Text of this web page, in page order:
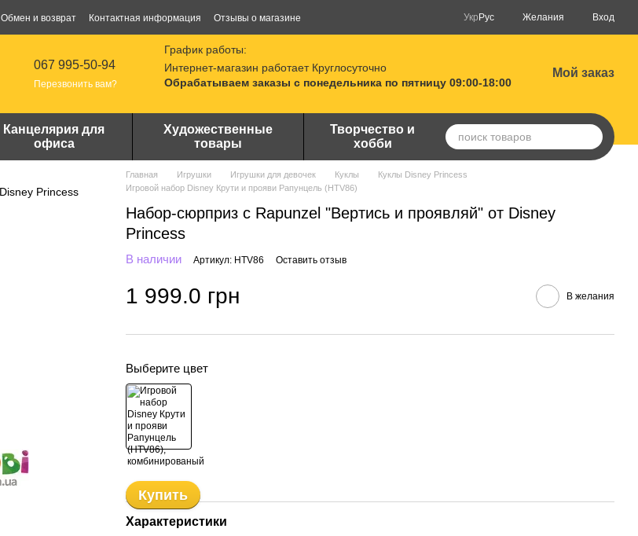
Обмен и возврат Контактная информация Отзывы о магазине Укр Рус Желания Вход
067 995-50-94
Перезвонить вам?
График работы:
Интернет-магазин работает Круглосуточно
Обрабатываем заказы с понедельника по пятницу 09:00-18:00
Мой заказ
Канцелярия для
офиса
Художественные
товары
Творчество и
хобби
Главная Игрушки Игрушки для девочек Куклы
Куклы Disney Princess
Игровой набор Disney Крути и прояви Рапунцель (HTV86)
Набор-сюрприз с Rapunzel "Вертись и проявляй" от Disney
Princess
В наличии Артикул: HTV86 Оставить отзыв
1 999.0 грн В желания
Выберите цвет
Купить
Характеристики